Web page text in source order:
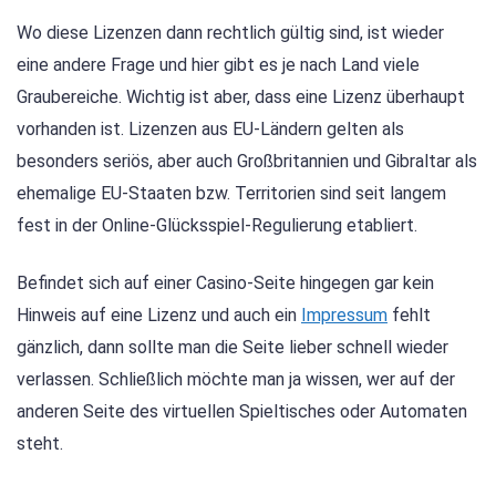
Wo diese Lizenzen dann rechtlich gültig sind, ist wieder
eine andere Frage und hier gibt es je nach Land viele
Graubereiche. Wichtig ist aber, dass eine Lizenz überhaupt
vorhanden ist. Lizenzen aus EU-Ländern gelten als
besonders seriös, aber auch Großbritannien und Gibraltar als
ehemalige EU-Staaten bzw. Territorien sind seit langem
fest in der Online-Glücksspiel-Regulierung etabliert.
Befindet sich auf einer Casino-Seite hingegen gar kein
Hinweis auf eine Lizenz und auch ein Impressum fehlt
gänzlich, dann sollte man die Seite lieber schnell wieder
verlassen. Schließlich möchte man ja wissen, wer auf der
anderen Seite des virtuellen Spieltisches oder Automaten
steht.